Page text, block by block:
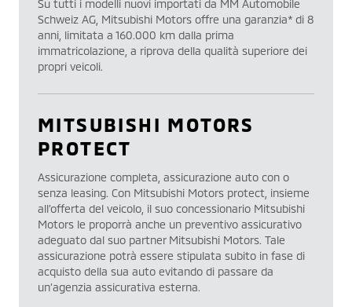
Su tutti i modelli nuovi importati da MM Automobile
Schweiz AG, Mitsubishi Motors offre una garanzia* di 8
anni, limitata a 160.000 km dalla prima
immatricolazione, a riprova della qualità superiore dei
propri veicoli.
MITSUBISHI MOTORS
PROTECT
Assicurazione completa, assicurazione auto con o
senza leasing. Con Mitsubishi Motors protect, insieme
all’offerta del veicolo, il suo concessionario Mitsubishi
Motors le proporrà anche un preventivo assicurativo
adeguato dal suo partner Mitsubishi Motors. Tale
assicurazione potrà essere stipulata subito in fase di
acquisto della sua auto evitando di passare da
un’agenzia assicurativa esterna.